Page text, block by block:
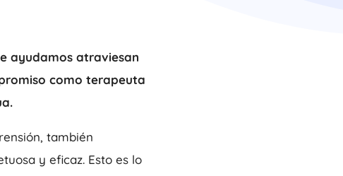
ayudamos atraviesan
como terapeuta
también
y eficaz. Esto es lo